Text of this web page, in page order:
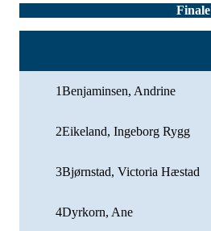
Finale
1Benjaminsen, Andrine
2Eikeland, Ingeborg Rygg
3Bjørnstad, Victoria Hæstad
4Dyrkorn, Ane